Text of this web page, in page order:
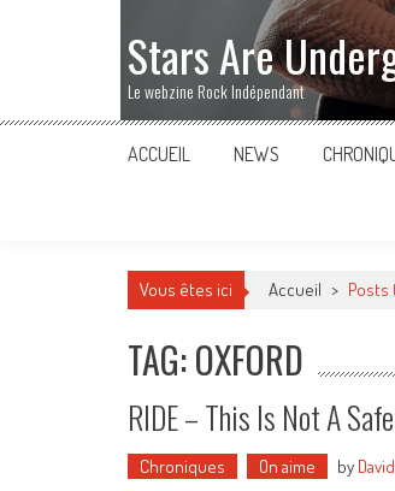
Stars Are
Le webzine Rock Indépendant
ACCUEIL NEWS
Vous êtes ici Accueil > Posts
TAG: OXFORD
RIDE – This Is Not A
Chroniques On aime by